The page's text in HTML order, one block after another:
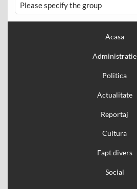
Please specify the group
Acasa
Administratie
Politica
Actualitate
Reportaj
Cultura
Fapt divers
Social